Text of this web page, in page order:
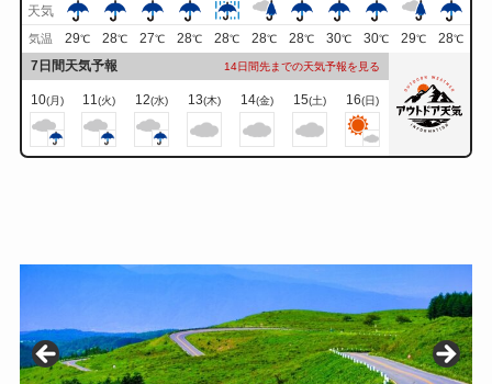
天気
気温 29℃ 28℃ 27℃ 28℃ 28℃ 28℃ 28℃ 30℃ 30℃ 29℃ 28℃
7日間天気予報 14日間先までの天気予報を見る
10(月) 11(火) 12(水) 13(木) 14(金) 15(土) 16(日)